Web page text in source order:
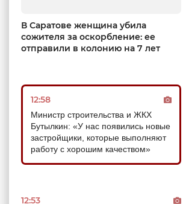
В Саратове женщина убила
сожителя за оскорбление: ее
отправили в колонию на 7 лет
12:58
Министр строительства и ЖКХ
Бутылкин: «У нас появились новые
застройщики, которые выполняют
работу с хорошим качеством»
12:53